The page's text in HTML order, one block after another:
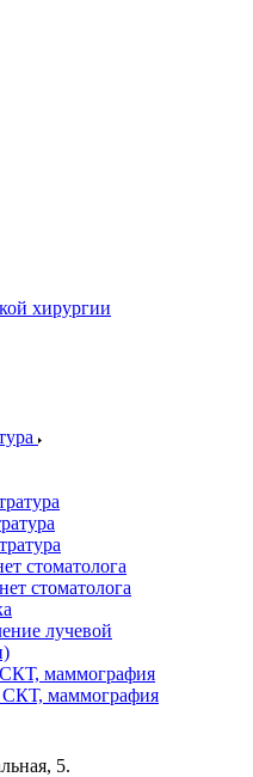
хирургии
стоматолога
стоматолога
лучевой
маммография
маммография
5.